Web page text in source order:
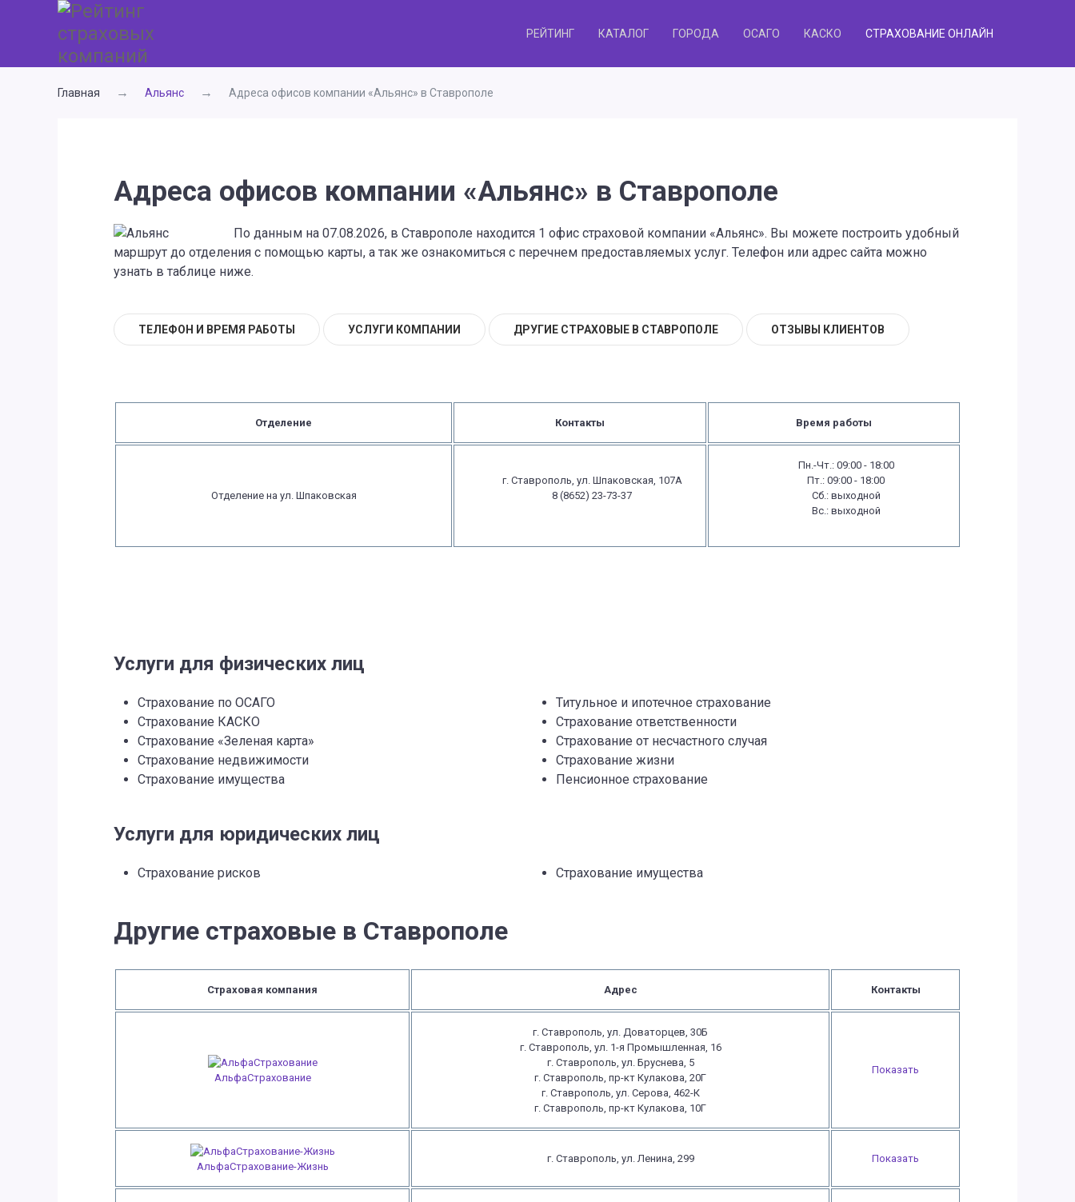
РЕЙТИНГ КАТАЛОГ ГОРОДА ОСАГО КАСКО СТРАХОВАНИЕ ОНЛАЙН
Главная Альянс Адреса офисов компании «Альянс» в Ставрополе
Адреса офисов компании «Альянс» в Ставрополе
По данным на 07.08.2026, в Ставрополе находится 1 офис страховой компании «Альянс». Вы можете построить удобный
маршрут до отделения с помощью карты, а так же ознакомиться с перечнем предоставляемых услуг. Телефон или адрес сайта можно
узнать в таблице ниже.
ТЕЛЕФОН И ВРЕМЯ РАБОТЫ УСЛУГИ КОМПАНИИ ДРУГИЕ СТРАХОВЫЕ В СТАВРОПОЛЕ ОТЗЫВЫ КЛИЕНТОВ
Отделение Контакты Время работы
Отделение на ул. Шпаковская
г. Ставрополь, ул. Шпаковская, 107А
8 (8652) 23-73-37
Пн.-Чт.: 09:00 - 18:00
Пт.: 09:00 - 18:00
Сб.: выходной
Вс.: выходной
Услуги для физических лиц
Страхование по ОСАГО
Страхование КАСКО
Страхование «Зеленая карта»
Страхование недвижимости
Страхование имущества
Титульное и ипотечное страхование
Страхование ответственности
Страхование от несчастного случая
Страхование жизни
Пенсионное страхование
Услуги для юридических лиц
Страхование рисков Страхование имущества
Другие страховые в Ставрополе
Страховая компания Адрес Контакты
АльфаСтрахование
г. Ставрополь, ул. Доваторцев, 30Б
г. Ставрополь, ул. 1-я Промышленная, 16
г. Ставрополь, ул. Бруснева, 5
г. Ставрополь, пр-кт Кулакова, 20Г
г. Ставрополь, ул. Серова, 462-К
г. Ставрополь, пр-кт Кулакова, 10Г
Показать
АльфаСтрахование-Жизнь
г. Ставрополь, ул. Ленина, 299 Показать